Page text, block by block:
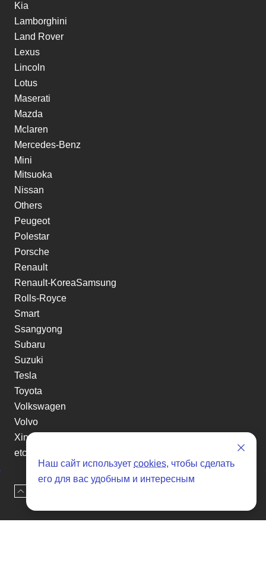
Kia
Lamborghini
Land Rover
Lexus
Lincoln
Lotus
Maserati
Mazda
Mclaren
Mercedes-Benz
Mini
Mitsuoka
Nissan
Others
Peugeot
Polestar
Porsche
Renault
Renault-KoreaSamsung
Rolls-Royce
Smart
Ssangyong
Subaru
Suzuki
Tesla
Toyota
Volkswagen
Volvo
Xin yuan
etc
Отзывы о SENAT CARS
Наш сайт использует cookies, чтобы сделать
его для вас удобным и интересным